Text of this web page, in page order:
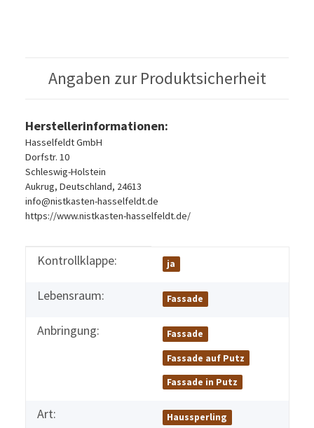
Angaben zur Produktsicherheit
Herstellerinformationen:
Hasselfeldt GmbH
Dorfstr. 10
Schleswig-Holstein
Aukrug, Deutschland, 24613
info@nistkasten-hasselfeldt.de
https://www.nistkasten-hasselfeldt.de/
Produkteigenschaft
Wert
Kontrollklappe: ja
Lebensraum: Fassade
Anbringung: Fassade
Fassade auf Putz
Fassade in Putz
Art: Haussperling